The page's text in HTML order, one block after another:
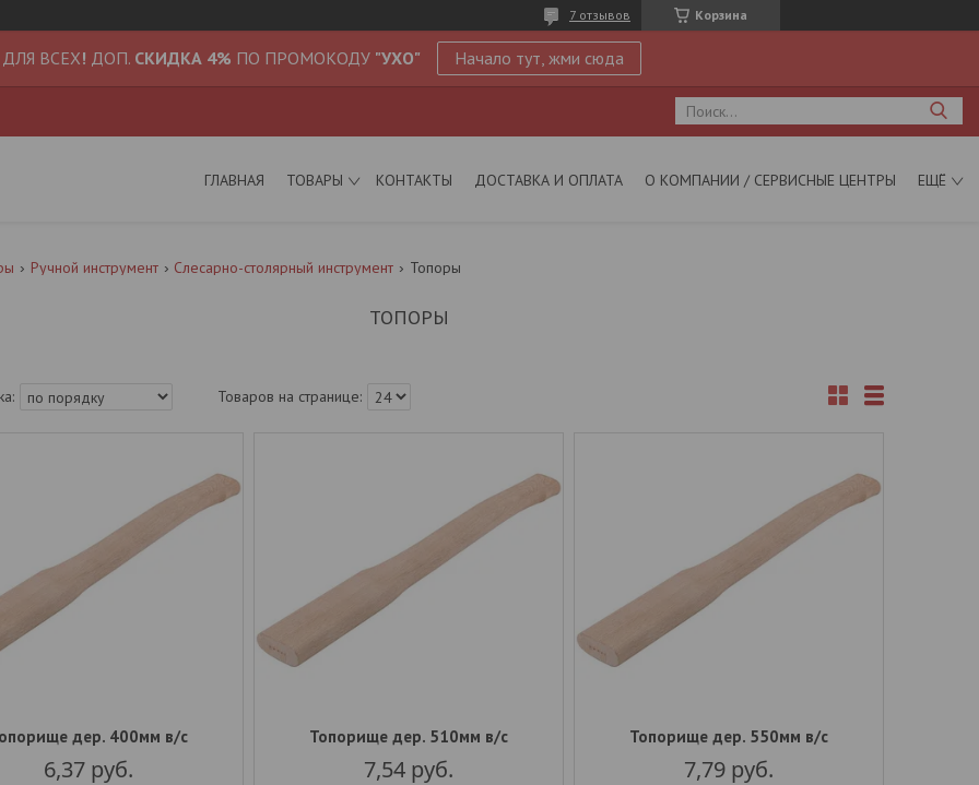
Корзина
7 отзывов
ВСЕХ! ДОП. СКИДКА 4% ПО ПРОМОКОДУ "УХО" Начало тут, жми сюда
ГЛАВНАЯ ТОВАРЫ КОНТАКТЫ ДОСТАВКА И ОПЛАТА О КОМПАНИИ / СЕРВИСНЫЕ ЦЕНТРЫ ЕЩЁ
Ручной инструмент Слесарно-столярный инструмент Топоры
ТОПОРЫ
дер. 400мм в/с
6,37 руб.
Топорище дер. 510мм в/с
7,54 руб.
Топорище дер. 550мм в/с
7,79 руб.